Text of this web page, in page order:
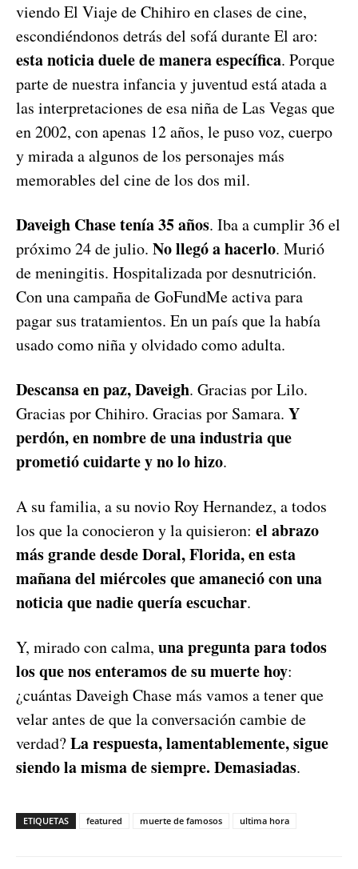
viendo El Viaje de Chihiro en clases de cine,
escondiéndonos detrás del sofá durante El aro:
esta noticia duele de manera específica. Porque
parte de nuestra infancia y juventud está atada a
las interpretaciones de esa niña de Las Vegas que
en 2002, con apenas 12 años, le puso voz, cuerpo
y mirada a algunos de los personajes más
memorables del cine de los dos mil.
Daveigh Chase tenía 35 años. Iba a cumplir 36 el
próximo 24 de julio. No llegó a hacerlo. Murió
de meningitis. Hospitalizada por desnutrición.
Con una campaña de GoFundMe activa para
pagar sus tratamientos. En un país que la había
usado como niña y olvidado como adulta.
Descansa en paz, Daveigh. Gracias por Lilo.
Gracias por Chihiro. Gracias por Samara. Y
perdón, en nombre de una industria que
prometió cuidarte y no lo hizo.
A su familia, a su novio Roy Hernandez, a todos
los que la conocieron y la quisieron: el abrazo
más grande desde Doral, Florida, en esta
mañana del miércoles que amaneció con una
noticia que nadie quería escuchar.
Y, mirado con calma, una pregunta para todos
los que nos enteramos de su muerte hoy:
¿cuántas Daveigh Chase más vamos a tener que
velar antes de que la conversación cambie de
verdad?La respuesta, lamentablemente, sigue
siendo la misma de siempre. Demasiadas.
ETIQUETAS featured muerte de famosos ultima hora